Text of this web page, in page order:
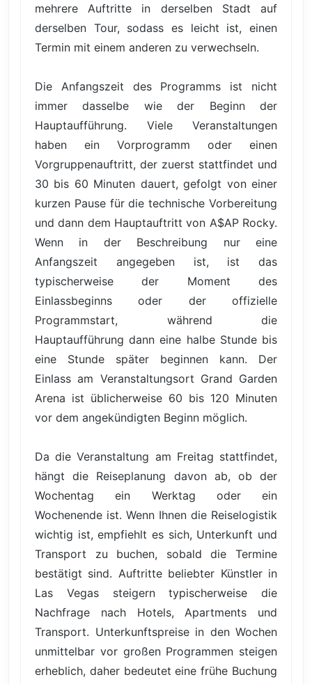
mehrere Auftritte in derselben Stadt auf
derselben Tour, sodass es leicht ist, einen
Termin mit einem anderen zu verwechseln.
Die Anfangszeit des Programms ist nicht
immer dasselbe wie der Beginn der
Hauptaufführung. Viele Veranstaltungen
haben ein Vorprogramm oder einen
Vorgruppenauftritt, der zuerst stattfindet und
30 bis 60 Minuten dauert, gefolgt von einer
kurzen Pause für die technische Vorbereitung
und dann dem Hauptauftritt von A$AP Rocky.
Wenn in der Beschreibung nur eine
Anfangszeit angegeben ist, ist das
typischerweise der Moment des
Einlassbeginns oder der offizielle
Programmstart, während die
Hauptaufführung dann eine halbe Stunde bis
eine Stunde später beginnen kann. Der
Einlass am Veranstaltungsort Grand Garden
Arena ist üblicherweise 60 bis 120 Minuten
vor dem angekündigten Beginn möglich.
Da die Veranstaltung am Freitag stattfindet,
hängt die Reiseplanung davon ab, ob der
Wochentag ein Werktag oder ein
Wochenende ist. Wenn Ihnen die Reiselogistik
wichtig ist, empfiehlt es sich, Unterkunft und
Transport zu buchen, sobald die Termine
bestätigt sind. Auftritte beliebter Künstler in
Las Vegas steigern typischerweise die
Nachfrage nach Hotels, Apartments und
Transport. Unterkunftspreise in den Wochen
unmittelbar vor großen Programmen steigen
erheblich, daher bedeutet eine frühe Buchung